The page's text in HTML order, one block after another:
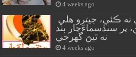
4 weeks ago
پر سنڌسماءَچار بند
نه ٿيڻ گهرجي
4 weeks ago